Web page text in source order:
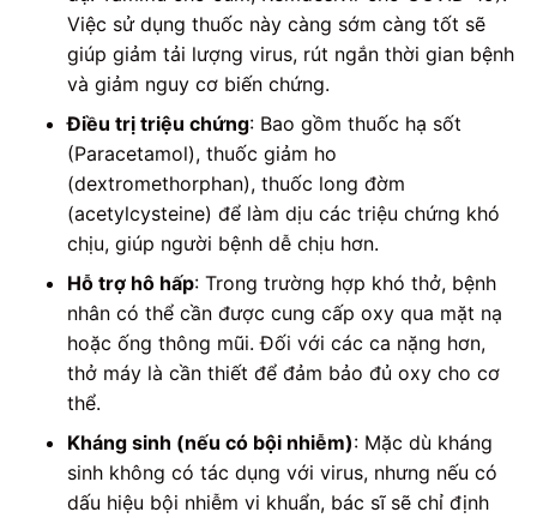
Việc sử dụng thuốc này càng sớm càng tốt sẽ
giúp giảm tải lượng virus, rút ngắn thời gian bệnh
và giảm nguy cơ biến chứng.
Điều trị triệu chứng: Bao gồm thuốc hạ sốt
(Paracetamol), thuốc giảm ho
(dextromethorphan), thuốc long đờm
(acetylcysteine) để làm dịu các triệu chứng khó
chịu, giúp người bệnh dễ chịu hơn.
Hỗ trợ hô hấp: Trong trường hợp khó thở, bệnh
nhân có thể cần được cung cấp oxy qua mặt nạ
hoặc ống thông mũi. Đối với các ca nặng hơn,
thở máy là cần thiết để đảm bảo đủ oxy cho cơ
thể.
Kháng sinh (nếu có bội nhiễm): Mặc dù kháng
sinh không có tác dụng với virus, nhưng nếu có
dấu hiệu bội nhiễm vi khuẩn, bác sĩ sẽ chỉ định